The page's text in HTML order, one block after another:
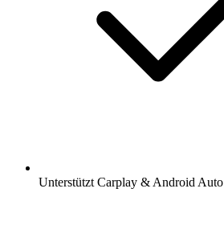
Unterstützt Carplay & Android Auto